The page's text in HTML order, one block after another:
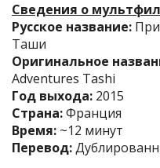
Сведения о
Русское название:
Таши
Оригинальное
Adventures Tashi
Год выхода: 2015
Страна:Франция
Время: ~12 минут
Перевод: